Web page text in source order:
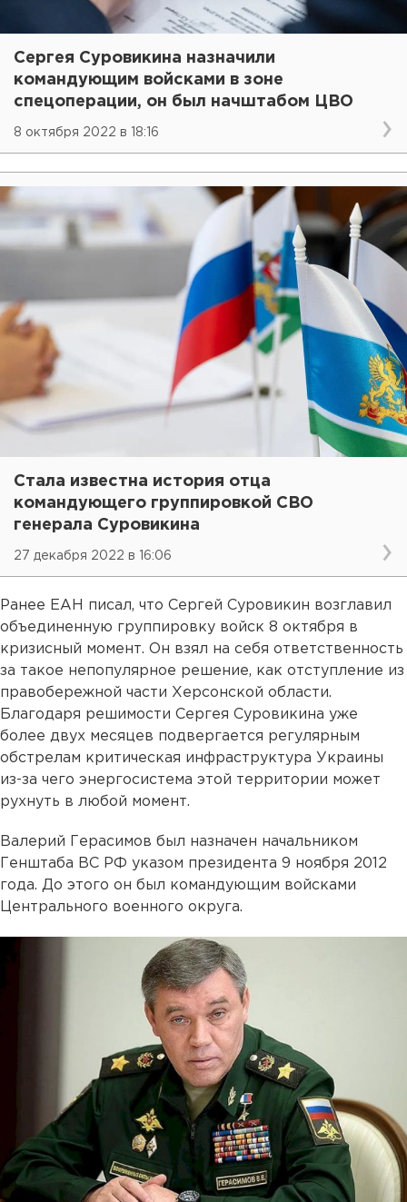
Сергея Суровикина назначили
командующим войсками в зоне
спецоперации, он был начштабом ЦВО
8 октября 2022 в 18:16
Стала известна история отца
командующего группировкой СВО
генерала Суровикина
27 декабря 2022 в 16:06
Ранее ЕАН писал, что Сергей Суровикин возглавил
объединенную группировку войск 8 октября в
кризисный момент. Он взял на себя ответственность
за такое непопулярное решение, как отступление из
правобережной части Херсонской области.
Благодаря решимости Сергея Суровикина уже
более двух месяцев подвергается регулярным
обстрелам критическая инфраструктура Украины
из-за чего энергосистема этой территории может
рухнуть в любой момент.
Валерий Герасимов был назначен начальником
Генштаба ВС РФ указом президента 9 ноября 2012
года. До этого он был командующим войсками
Центрального военного округа.